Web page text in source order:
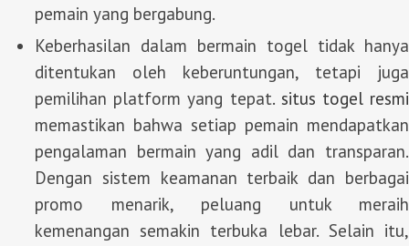
pemain yang bergabung.
Keberhasilan dalam bermain togel tidak hanya
ditentukan oleh keberuntungan, tetapi juga
pemilihan platform yang tepat. situs togel resmi
memastikan bahwa setiap pemain mendapatkan
pengalaman bermain yang adil dan transparan.
Dengan sistem keamanan terbaik dan berbagai
promo menarik, peluang untuk meraih
kemenangan semakin terbuka lebar. Selain itu,